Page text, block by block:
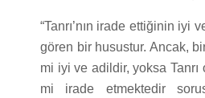
“Tanrı’nın irade ettiğinin iyi
gören bir husustur. Ancak,
mi iyi ve adildir, yoksa
mi irade etmektedir